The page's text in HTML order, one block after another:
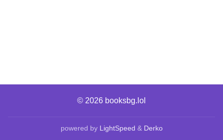
© 2026 booksbg.lol
powered by LightSpeed & Derko